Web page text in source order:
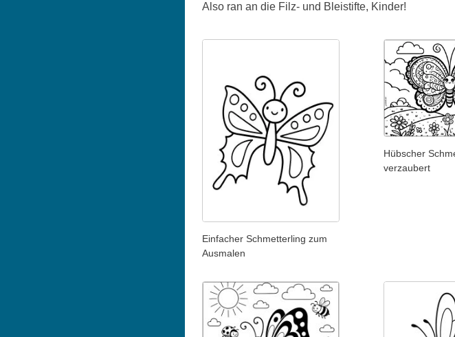
Also ran an die Filz- und Bleistifte, Kinder!
Einfacher Schmetterling zum
Ausmalen
Hübscher
verzaubert